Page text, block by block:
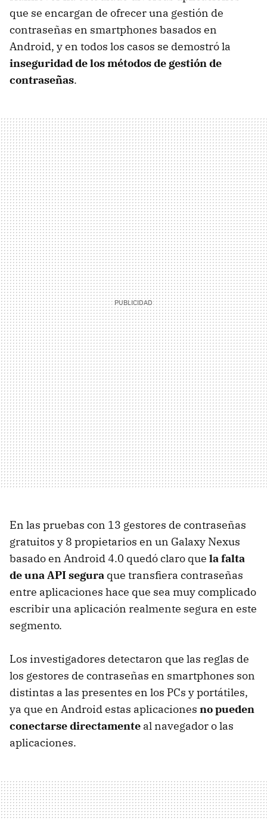
que se encargan de ofrecer una gestión de
contraseñas en smartphones basados en
Android, y en todos los casos se demostró la
inseguridad de los métodos de gestión de
contraseñas.
En las pruebas con 13 gestores de contraseñas
gratuitos y 8 propietarios en un Galaxy Nexus
basado en Android 4.0 quedó claro que la falta
de una API segura que transfiera contraseñas
entre aplicaciones hace que sea muy complicado
escribir una aplicación realmente segura en este
segmento.
Los investigadores detectaron que las reglas de
los gestores de contraseñas en smartphones son
distintas a las presentes en los PCs y portátiles,
ya que en Android estas aplicaciones no pueden
conectarse directamente al navegador o las
aplicaciones.